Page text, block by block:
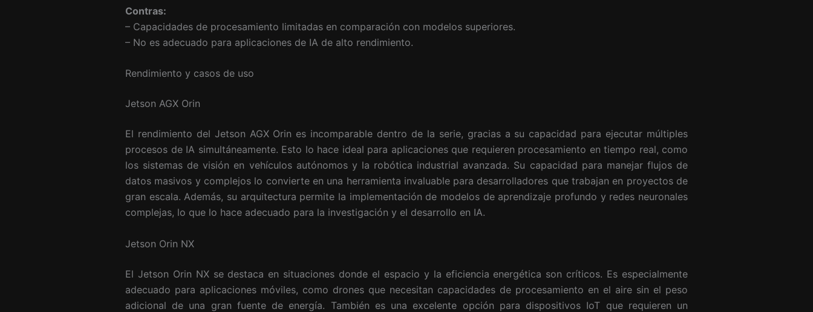
Contras:
– Capacidades de procesamiento limitadas en comparación con modelos superiores.
– No es adecuado para aplicaciones de IA de alto rendimiento.
Rendimiento y casos de uso
Jetson AGX Orin
El rendimiento del Jetson AGX Orin es incomparable dentro de la serie, gracias a su capacidad para ejecutar múltiples
procesos de IA simultáneamente. Esto lo hace ideal para aplicaciones que requieren procesamiento en tiempo real, como
los sistemas de visión en vehículos autónomos y la robótica industrial avanzada. Su capacidad para manejar flujos de
datos masivos y complejos lo convierte en una herramienta invaluable para desarrolladores que trabajan en proyectos de
gran escala. Además, su arquitectura permite la implementación de modelos de aprendizaje profundo y redes neuronales
complejas, lo que lo hace adecuado para la investigación y el desarrollo en IA.
Jetson Orin NX
El Jetson Orin NX se destaca en situaciones donde el espacio y la eficiencia energética son críticos. Es especialmente
adecuado para aplicaciones móviles, como drones que necesitan capacidades de procesamiento en el aire sin el peso
adicional de una gran fuente de energía. También es una excelente opción para dispositivos IoT que requieren un